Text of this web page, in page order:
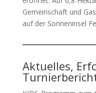
Gemeinschaft und
auf der Sonneninsel
Aktuelles,